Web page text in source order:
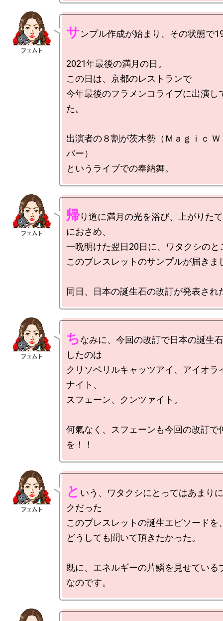
サンプル作成が始まり、その状態で
2021年最後の満月の日。
この日は、京都のレストランで
今年最後のフラメンコライブに出演し
た。
出演者の８割が茨木勢（Ｍａｇｉｃ
バー）
帰り道に満月の光を浴び、上がりた
におさめ、
一晩明けた翌日20日に、ワタクシのと
このブレスレットのサンプルが届きま
ちなみに、今回の改訂で日本の誕生
したのは
クリソベリルキャッツアイ、アイオラ
ナイト、
スフェーン、クンツァイト。
何氣なく、スフェーンも今回の改訂で
と いう、ワタクシにとってはあまり
クだった
このブレスレットの誕生エピソードを
どうしても聞いて頂きたかった。
既に、エネルギーの片鱗を見せている